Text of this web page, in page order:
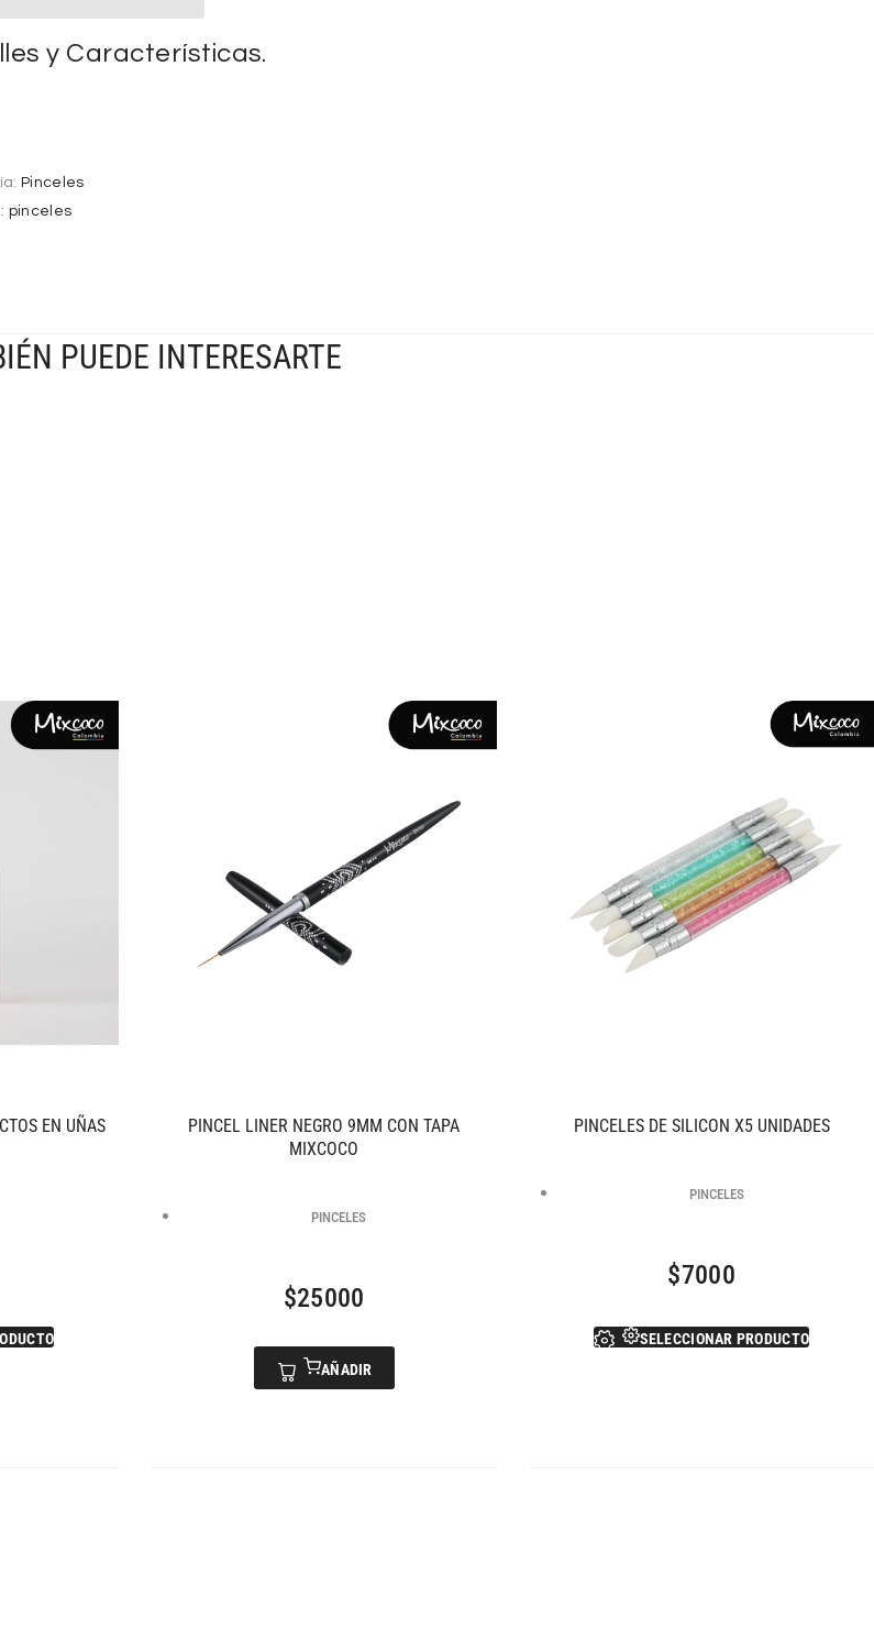
y Características.
Pinceles
pinceles
PUEDE INTERESARTE
EN UÑAS
PINCEL LINER NEGRO 9MM CON TAPA
MIXCOCO
PINCELES
$25000
AÑADIR
PINCELES DE SILICON X5 UNIDADES
PINCELES
$7000
SELECCIONAR PRODUCTO